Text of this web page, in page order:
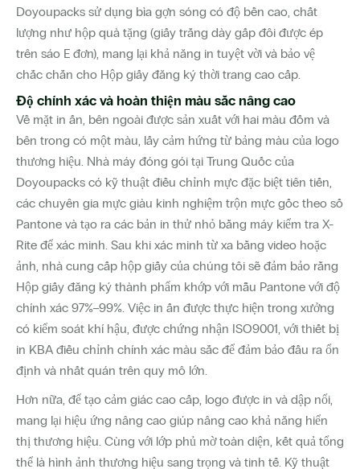
Doyoupacks sử dụng bìa gợn sóng có độ bền cao, chất
lượng như hộp quà tặng (giấy trắng dày gấp đôi được ép
trên sáo E đơn), mang lại khả năng in tuyệt vời và bảo vệ
chắc chắn cho Hộp giấy đăng ký thời trang cao cấp.
Độ chính xác và hoàn thiện màu sắc nâng cao
Về mặt in ấn, bên ngoài được sản xuất với hai màu đốm và
bên trong có một màu, lấy cảm hứng từ bảng màu của logo
thương hiệu. Nhà máy đóng gói tại Trung Quốc của
Doyoupacks có kỹ thuật điều chỉnh mực đặc biệt tiên tiến,
các chuyên gia mực giàu kinh nghiệm trộn mực gốc theo số
Pantone và tạo ra các bản in thử nhỏ bằng máy kiểm tra X-
Rite để xác minh. Sau khi xác minh từ xa bằng video hoặc
ảnh, nhà cung cấp hộp giấy của chúng tôi sẽ đảm bảo rằng
Hộp giấy đăng ký thành phẩm khớp với mẫu Pantone với độ
chính xác 97%–99%. Việc in ấn được thực hiện trong xưởng
có kiểm soát khí hậu, được chứng nhận ISO9001, với thiết bị
in KBA điều chỉnh chính xác màu sắc để đảm bảo đầu ra ổn
định và nhất quán trên quy mô lớn.
Hơn nữa, để tạo cảm giác cao cấp, logo được in và dập nổi,
mang lại hiệu ứng nâng cao giúp nâng cao khả năng hiển
thị thương hiệu. Cùng với lớp phủ mờ toàn diện, kết quả tổng
thể là hình ảnh thương hiệu sang trọng và tinh tế. Kỹ thuật